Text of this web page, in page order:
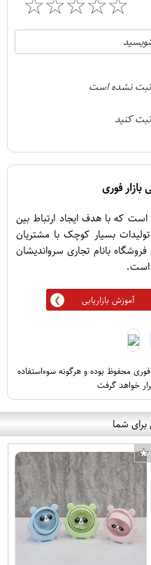
0
0ثبت نشده است
کنید
بازار فوری
است که با هدف ایجاد ارتباط بین
بسیار کوچک با مشتریان
بانام تجاری سرواندیشان
آموزش بازاریابی
فوری محفوظ بوده و هرگونه سوءاستفاده
خواهد گرفت
برای شما